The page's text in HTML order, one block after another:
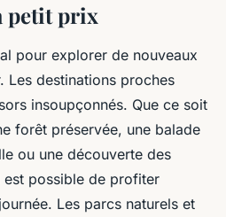
plans de
de lecture
petit prix
pour explorer de nouveaux
Les destinations proches
insoupçonnés. Que ce soit
forêt préservée, une balade
ou une découverte des
possible de profiter
Les parcs naturels et